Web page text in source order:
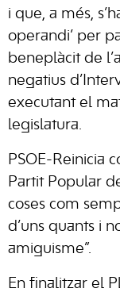
i que, a més,
operandi’ per
beneplàcit de
negatius
executant el
legislatura.
PSOE-Reinicia
Partit Popular
coses com
d’uns quants i
amiguisme”.
En finalitzar el